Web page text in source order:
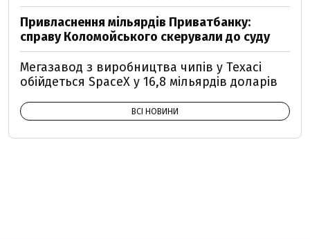
Привласнення мільярдів Приватбанку:
справу Коломойського скерували до суду
Мегазавод з виробництва чипів у Техасі
обійдеться SpaceX у 16,8 мільярдів доларів
ВСІ НОВИНИ